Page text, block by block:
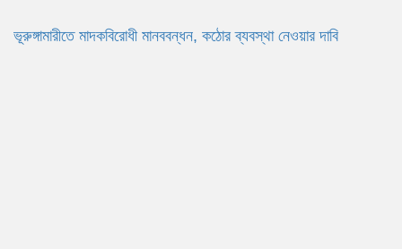
ভূরুঙ্গামারীতে মাদকবিরোধী মানববন্ধন, কঠোর ব্যবস্থা নেওয়ার দাবি